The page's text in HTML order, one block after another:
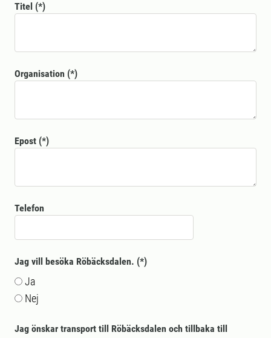
Titel
Organisation
Epost
Telefon
Jag vill besöka Röbäcksdalen.
Ja
Nej
Jag önskar transport till Röbäcksdalen och tillbaka till